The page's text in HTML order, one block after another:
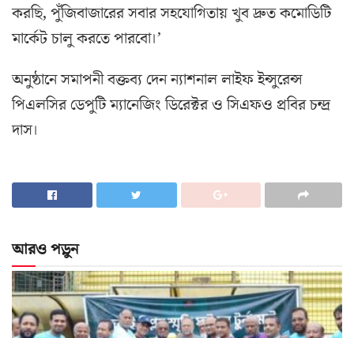
করছি, পুঁজিবাজারের সবার সহযোগিতায় খুব দ্রুত কমোডিটি
মার্কেট চালু করতে পারবো।’
অনুষ্ঠানে সমাপনী বক্তব্য দেন ন্যাশনাল লাইফ ইন্সুরেন্স
পিএলসির ডেপুটি ম্যানেজিং ডিরেক্টর ও সিএফও প্রবির চন্দ্র
দাস।
আরও পড়ুন